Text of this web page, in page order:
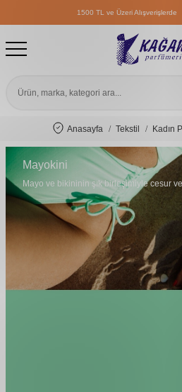
1500 TL ve Üzeri Alışverişlerde
1500 TL ve Üzeri Alışverişlerde
1500 TL ve Üzeri Alışverişlerde
Anasayfa Tekstil Kadın
Mayokini
Mayo ve bikininin şık birleşimiyle cesur